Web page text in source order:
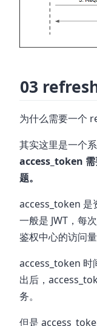
03
为什么需要一个
其实这里是一个
access_token 需
题。
access_token 是
一般是 JWT，每
鉴权中心的访问量
access_token 时
出后，
务。
但是